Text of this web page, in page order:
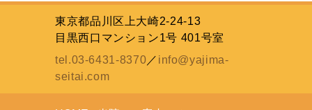
東京都品川区上大崎2-24-13
目黒西口マンション1号 401号室
tel.03-6431-8370／ info@yajima-
seitai.com